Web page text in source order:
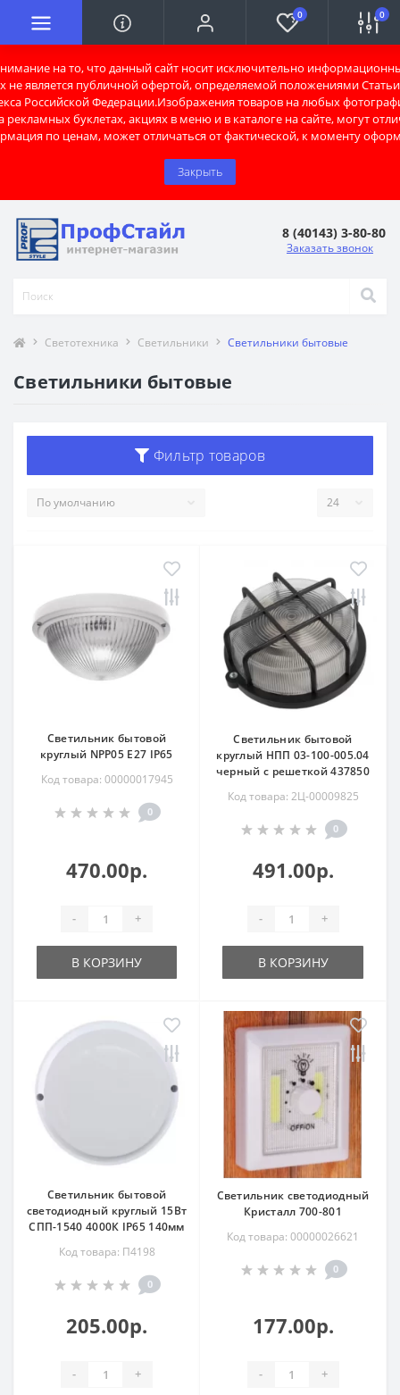
на то, что данный сайт носит исключительно
не является публичной офертой, определяемой положениями Статьи
Российской Федерации.Изображения товаров на любых
рекламных буклетах, акциях в меню и в каталоге на сайте, могут
по ценам, может отличаться от фактической, к моменту
Закрыть
0 0
8 (40143) 3-80-80
Заказать звонок
Светотехника Светильники Светильники бытовые
Светильники бытовые
Фильтр товаров
Светильник бытовой
круглый NPP05 Е27 IP65
Код товара: 00000017945
0
470.00р.
- +
В КОРЗИНУ
Светильник бытовой
круглый НПП 03-100-005.04
черный с решеткой 437850
Код товара: 2Ц-00009825
0
491.00р.
- +
В КОРЗИНУ
Светильник бытовой
светодиодный круглый 15Вт
СПП-1540 4000К IP65 140мм
Код товара: П4198
0
205.00р.
- +
Светильник светодиодный
Кристалл 700-801
Код товара: 00000026621
0
177.00р.
- +